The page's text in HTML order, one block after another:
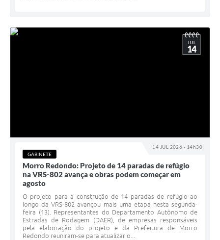
14 JUL 2026 - 14h30
JUL
14
GABINETE
Morro Redondo: Projeto de 14 paradas de refúgio
na VRS-802 avança e obras podem começar em
agosto
O projeto para a construção de 14 paradas de refúgio ao
longo da VRS-802 avançou mais uma etapa nesta segunda-
feira (13). Representantes do Departamento Autônomo de
Estradas de Rodagem (DAER), de empresas responsáveis
pela elaboração do projeto e da Prefeitura de Morro
Redondo reuniram-se para atualizar o...